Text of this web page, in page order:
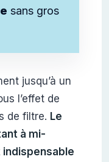
sans gros
jusqu’à un
l’effet de
de filtre. Le
à mi-